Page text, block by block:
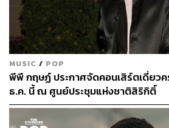
MUSIC / POP
พีพี กฤษฏ์ ประกาศจัดคอนเสิร์ตเดี่ยว
ธ.ค. นี้ ณ ศูนย์ประชุมแห่งชาติสิริกิติ์